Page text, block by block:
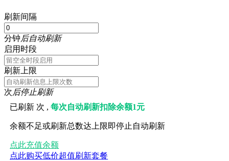
刷新间隔
分钟后自动刷新
启用时段
刷新上限
次后停止刷新
已刷新 次 ,每次自动刷新扣除余额1元
余额不足或刷新总数达上限即停止自动刷新
点此充值余额
点此购买低价超值刷新套餐